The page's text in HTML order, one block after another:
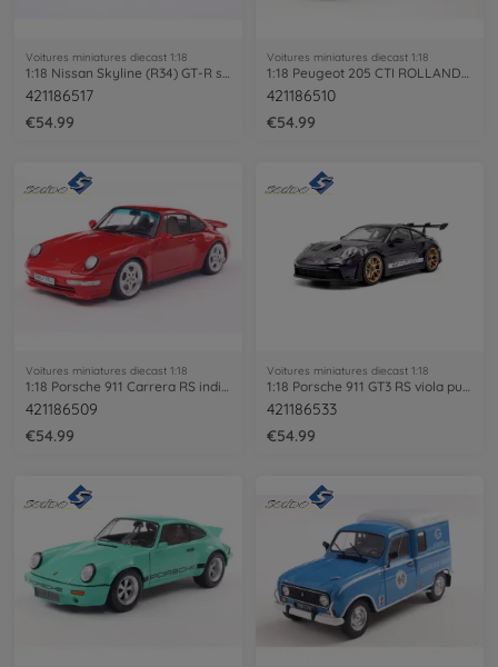
Voitures miniatures diecast 1:18
421186517
€54.99
Voitures miniatures diecast 1:18
421186510
€54.99
Voitures miniatures diecast 1:18
1:18 Porsche 911 Carrera RS indianred
421186509
€54.99
Voitures miniatures diecast 1:18
1:18 Porsche 911 GT3 RS viola purple
421186533
€54.99